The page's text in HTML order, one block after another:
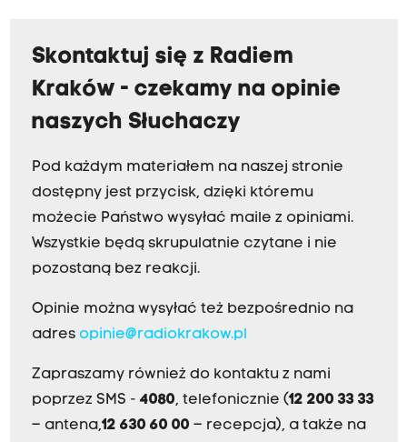
Skontaktuj się z Radiem
Kraków - czekamy na opinie
naszych Słuchaczy
Pod każdym materiałem na naszej stronie
dostępny jest przycisk, dzięki któremu
możecie Państwo wysyłać maile z opiniami.
Wszystkie będą skrupulatnie czytane i nie
pozostaną bez reakcji.
Opinie można wysyłać też bezpośrednio na
adres opinie@radiokrakow.pl
Zapraszamy również do kontaktu z nami
poprzez SMS - 4080, telefonicznie (12 200 33 33
– antena,12 630 60 00 – recepcja), a także na